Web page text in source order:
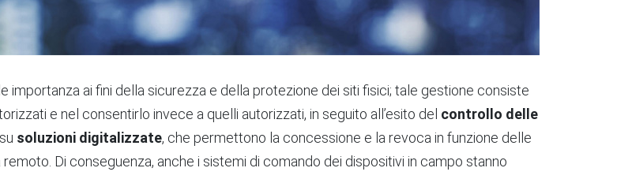
importanza ai fini della sicurezza e della protezione dei siti fisici; tale gestione consiste
e nel consentirlo invece a quelli autorizzati, in seguito all’esito del controllo delle
soluzioni digitalizzate, che permettono la concessione e la revoca in funzione delle
Di conseguenza, anche i sistemi di comando dei dispositivi in campo stanno